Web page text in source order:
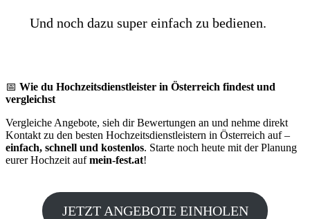
Und noch dazu super einfach zu bedienen.
📅 Wie du Hochzeitsdienstleister in Österreich findest und
vergleichst
Vergleiche Angebote, sieh dir Bewertungen an und nehme direkt
Kontakt zu den besten Hochzeitsdienstleistern in Österreich auf –
einfach, schnell und kostenlos. Starte noch heute mit der Planung
eurer Hochzeit aufmein-fest.at!
JETZT ANGEBOTE EINHOLEN